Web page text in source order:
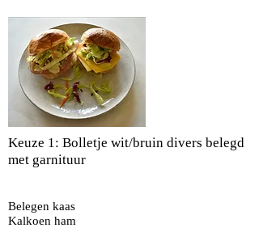
Keuze 1: Bolletje wit/bruin divers belegd
met garnituur
Belegen kaas
Kalkoen ham